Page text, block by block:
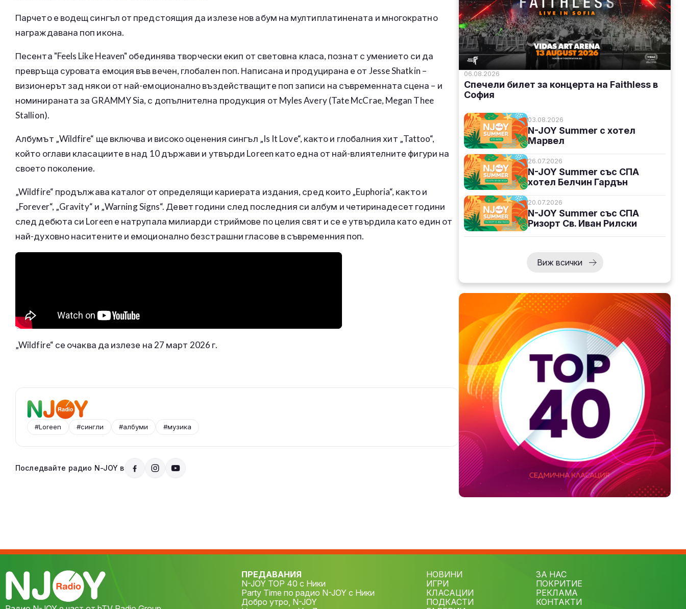
Парчето е водещ сингъл от предстоящия да излезе нов абум на мултиплатинената и многократно
награждавана поп икона.
Песента "Feels Like Heaven" обединява творчески екип от световна класа, познат с умението си да
превръща суровата емоция във вечен, глобален поп. Написана и продуцирана е от Jesse Shatkin –
визионерът зад някои от най-емоционално въздействащите поп записи на съвременната сцена – и
номинираната за GRAMMY Sia, с допълнителна продукция от Myles Avery (Tate McCrae, Megan Thee
Stallion).
Албумът „Wildfire“ ще включва и високо оценения сингъл „Is It Love“, както и глобалния хит „Tattoo“,
който оглави класациите в над 10 държави и утвърди Loreen като една от най-влиятелните фигури на
своето поколение.
„Wildfire“ продължава каталог от определящи кариерата издания, сред които „Euphoria“, както и
„Forever“, „Gravity“ и „Warning Signs“. Девет години след последния си албум и четиринадесет години
след дебюта си Loreen е натрупала милиарди стриймове по целия свят и се е утвърдила като един от
най-духовно наситените и емоционално безстрашни гласове в съвременния поп.
„Wildfire“ се очаква да излезе на 27 март 2026 г.
#Loreen #сингли #албуми #музика
Последвайте радио N-JOY в
06.08.2026
Спечели билет за концерта на Faithless в
София
03.08.2026
N-JOY Summer с хотел
Марвел
26.07.2026
N-JOY Summer със СПА
хотел Белчин Гардън
20.07.2026
N-JOY Summer със СПА
Ризорт Св. Иван Рилски
Виж всички
ПРЕДАВАНИЯ
N-JOY TOP 40 с Ники
Party Time по радио N-JOY с Ники
Добро утро, N-JOY
НОВИНИ
ИГРИ
КЛАСАЦИИ
ПОДКАСТИ
ЗА НАС
ПОКРИТИЕ
РЕКЛАМА
КОНТАКТИ